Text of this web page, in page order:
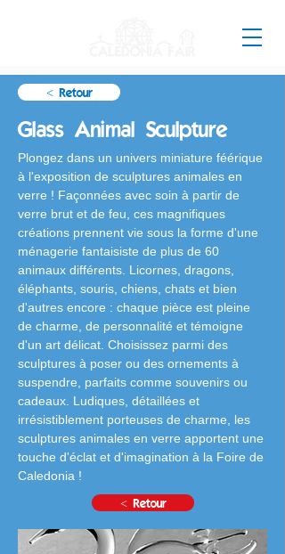
< Retour
Glass Animal Sculpture
Plongez dans un univers miniature féérique
à l'exposition de sculptures animales en
verre ! Façonnées avec soin à partir de
verre brut et de feu, ces magnifiques
créations prennent vie sous la forme d'une
ménagerie fantaisiste de plus de 60
animaux différents. Licornes, dragons,
éléphants, souris, chiens, chats et bien
d'autres encore : chaque pièce est pleine
de charme, de personnalité et témoigne
d'un art délicat. Choisissez parmi des
sculptures à poser ou des ornements à
suspendre, parfaits comme souvenirs ou
cadeaux. Ludiques, détaillées et
irrésistiblement porteuses de charme, les
sculptures animales en verre apportent une
touche d'éclat et d'imagination à la Foire de
Caledonia !
< Retour